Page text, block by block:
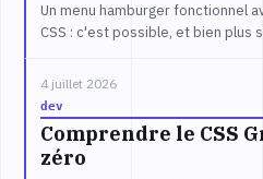
Un menu hamburger fonctionnel
CSS : c'est possible, et bien plus
4 juillet 2026
dev
Comprendre le CSS
zéro